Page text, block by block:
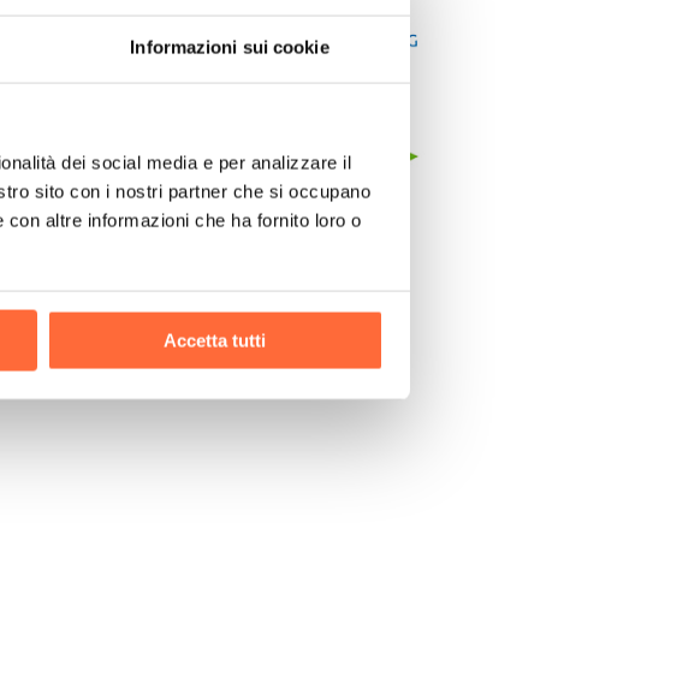
Informazioni sui cookie
dei social media e per analizzare il
sito con i nostri partner che si occupano
altre informazioni che ha fornito loro o
Accetta tutti